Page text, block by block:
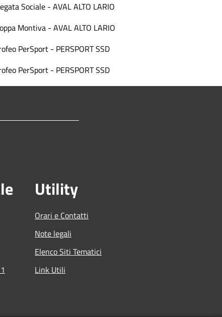
Sociale - AVAL ALTO LARIO
Montiva - AVAL ALTO LARIO
PerSport - PERSPORT SSD
PerSport - PERSPORT SSD
Utility
Orari e Contatti
Note legali
Elenco Siti Tematici
Link Utili